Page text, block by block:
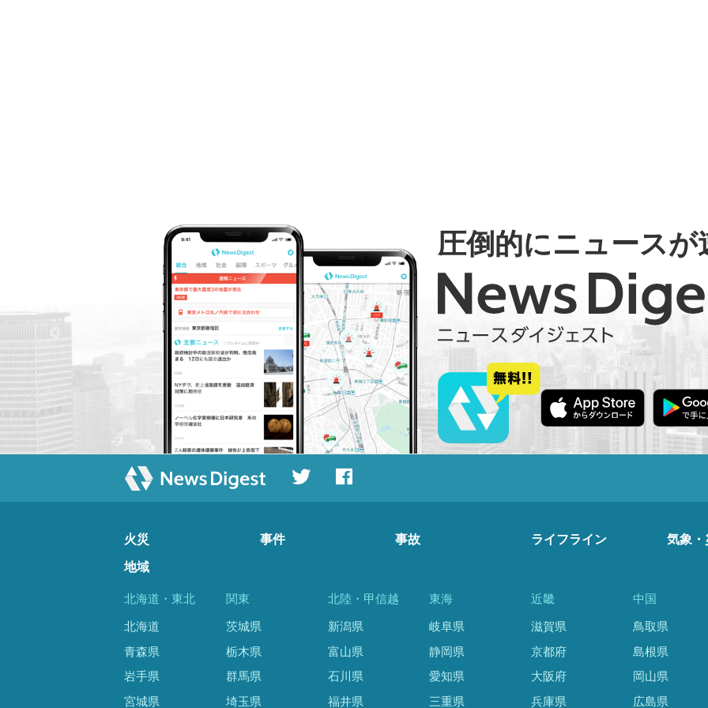
圧倒的にニュースが
火災 事件 事故 ライフライン 気象・
地域
北海道・東北
北海道
青森県
岩手県
宮城県
関東
茨城県
栃木県
群馬県
埼玉県
北陸・甲信越
新潟県
富山県
石川県
福井県
東海
岐阜県
静岡県
愛知県
三重県
近畿
滋賀県
京都府
大阪府
兵庫県
中国
鳥取県
島根県
岡山県
広島県